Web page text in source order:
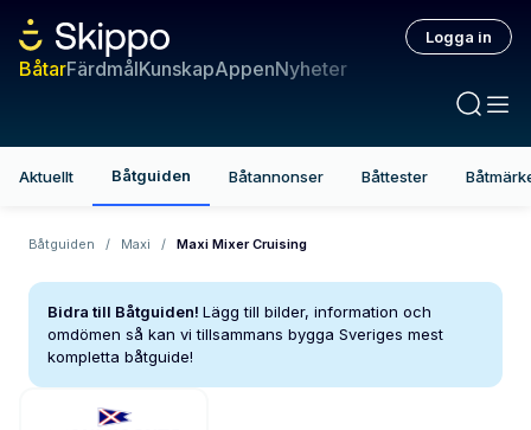
BåtarFärdmålKunskapAppenNyheter
Logga in
Aktuellt Båtguiden Båtannonser Båttester
Båtguiden / Maxi / Maxi Mixer Cruising
Bidra till Båtguiden! Lägg till bilder, information och
omdömen så kan vi tillsammans bygga Sveriges mest
kompletta båtguide!